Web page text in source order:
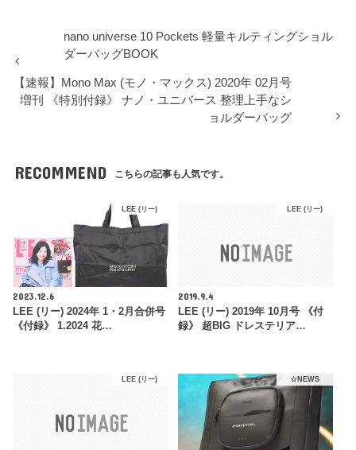
nano universe 10 Pockets 軽量キルティングショル
ダーバッグBOOK
【速報】Mono Max (モノ・マックス) 2020年 02月号
増刊 《特別付録》 ナノ・ユニバース 整理上手なシ
ョルダーバッグ
RECOMMEND こちらの記事も人気です。
LEE (リー)
2023.12.6
LEE (リー) 2024年 1・2月合併号
《付録》 1.2024 花…
LEE (リー)
2019.9.4
LEE (リー) 2019年 10月号 《付
録》 超BIG ドレステリア…
LEE (リー) ☆NEWS